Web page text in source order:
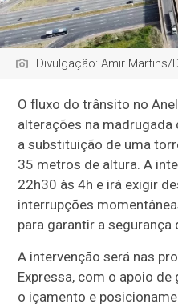
Divulgação: Amir Martins/
O fluxo do trânsito no
alterações na
a substituição de uma
35 metros de altura. A
22h30 às 4h e irá exigir
interrupções
para garantir a segurança
A intervenção será nas
Expressa, com o apoio
o içamento e